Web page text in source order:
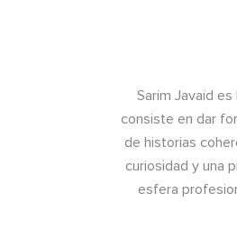
Sarim Javaid
consiste en dar
de historias
curiosidad y una
esfera